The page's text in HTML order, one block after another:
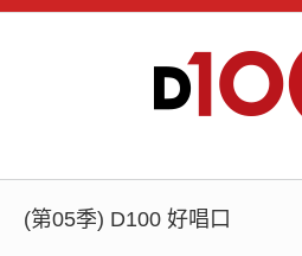
(第05季) D100 好唱口